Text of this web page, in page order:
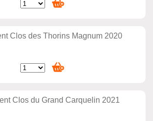
Clos des Thorins Magnum 2020
Clos du Grand Carquelin 2021